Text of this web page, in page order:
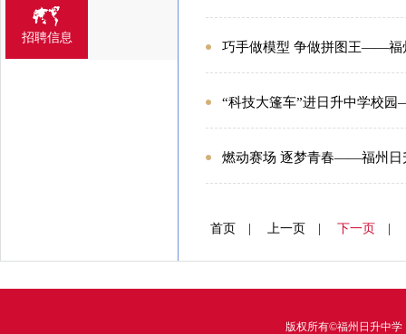
招聘信息
巧手做模型 争做拼图王——福
“科技大篷车”进日升中学校
燃动赛场 逐梦青春——福州日
首页 | 上一页 | 下一页
版权所有©福州日升中